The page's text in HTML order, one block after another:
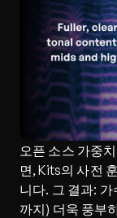
오픈 소스 가중
면, Kits의 사전
니다. 그 결과:
까지) 더욱 풍부